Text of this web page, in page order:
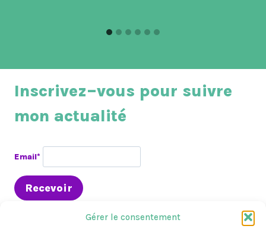
Gérer le consentement
Inscrivez–vous pour suivre
mon actualité
Email*